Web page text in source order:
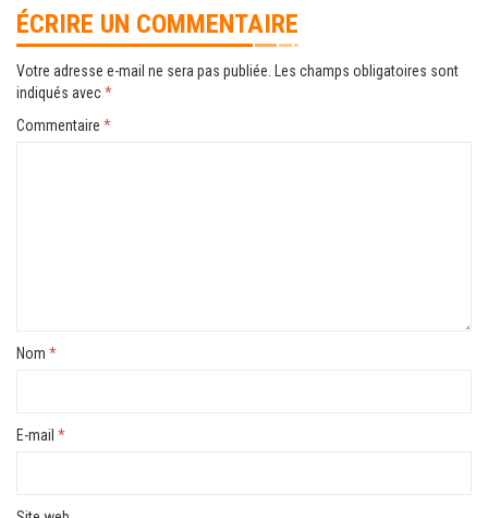
ÉCRIRE UN COMMENTAIRE
Votre adresse e-mail ne sera pas publiée.
Les champs obligatoires sont
indiqués avec*
Commentaire *
Nom *
E-mail *